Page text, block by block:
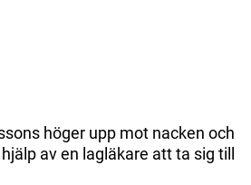
höger upp mot nacken och
av en lagläkare att ta sig till